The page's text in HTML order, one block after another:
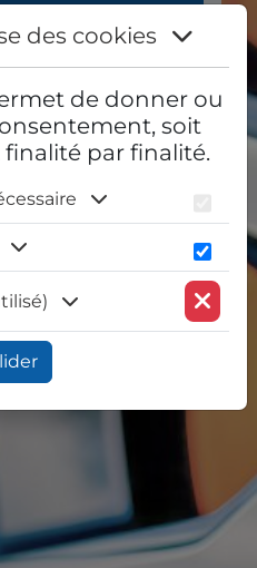
des cookies
de donner ou
soit
par finalité.